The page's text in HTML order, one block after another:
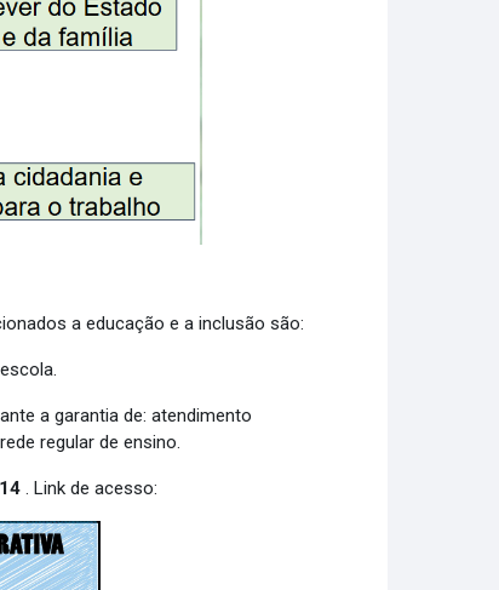
a educação e a inclusão são:
a garantia de: atendimento
regular de ensino.
. Link de acesso: